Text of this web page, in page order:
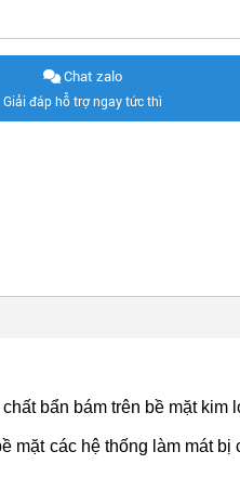
Chat zalo
Giải đáp hỗ trợ ngay tức thì
bẩn bám trên bề mặt kim
các hệ thống làm mát